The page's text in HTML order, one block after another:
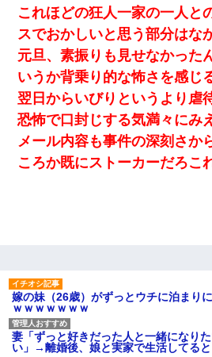
これほどの狂人一家の一人と
スでおかしいと思う部分はな
元旦、素振りも見せなかった
いうか背乗り的な怖さを感じ
翌日からいびりというより虐
恐怖で口封じする気満々にみ
メール内容も事件の深刻さか
ころか既にストーカーだろこ
嫁の妹（26歳）がずっとウチに泊まり
ｗｗｗｗｗｗｗ
妻「ずっと好きだった人と一緒になり
い」→離婚後、娘と実家で生活してる